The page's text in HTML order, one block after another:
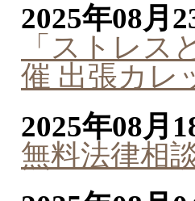
2025年08月
「ストレス
催 出張カレ
2025年08月
無料法律相